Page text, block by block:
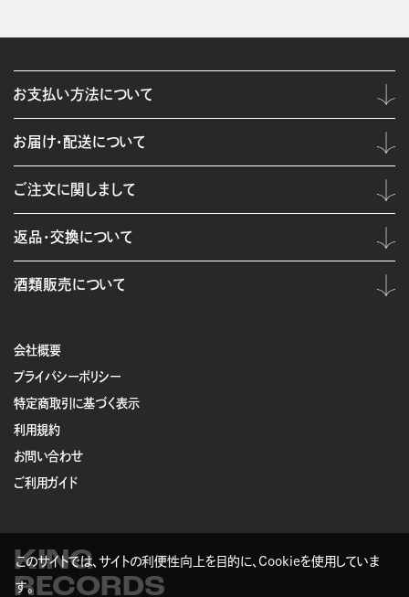
会社概要
プライバシーポリシー
特定商取引に基づく表示
利用規約
お問い合わせ
ご利用ガイド
KING
RECORDS
お支払い方法について
お届け・配送について
ご注文に関しまして
返品・交換について
酒類販売について
このサイトでは、サイトの利便性向上を目的に、Cookieを使用していま
す。